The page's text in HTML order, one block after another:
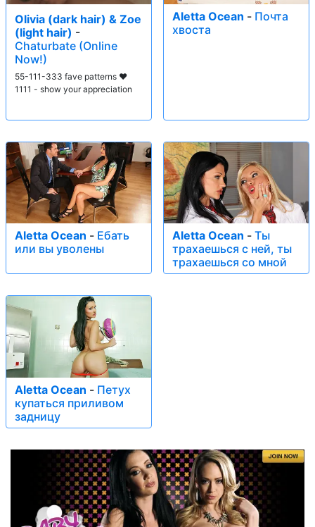
Olivia (dark hair) & Zoe
(light hair) -
Chaturbate (Online
Now!)
55-111-333 fave patterns ♥
1111 - show your appreciation
Aletta Ocean - Почта
хвоста
Aletta Ocean - Ебать
или вы уволены
Aletta Ocean - Ты
трахаешься с ней, ты
трахаешься со мной
Aletta Ocean - Петух
купаться приливом
задницу